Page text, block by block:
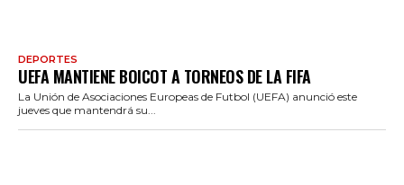
DEPORTES
UEFA MANTIENE BOICOT A TORNEOS DE LA FIFA
La Unión de Asociaciones Europeas de Futbol (UEFA) anunció este
jueves que mantendrá su...